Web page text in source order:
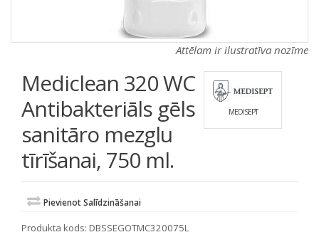
Attēlam ir ilustratīva nozīme
Mediclean 320 WC
Antibakteriāls gēls
sanitāro mezglu
tīrīšanai, 750 ml.
MEDISEPT
Pievienot Salīdzināšanai
Produkta kods: DBSSEGOTMC320075L